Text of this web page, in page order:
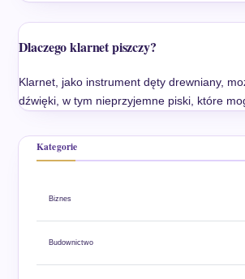
Dlaczego klarnet piszczy?
Klarnet, jako instrument dęty drewniany,
dźwięki, w tym nieprzyjemne piski, które
Kategorie
Biznes
Budownictwo